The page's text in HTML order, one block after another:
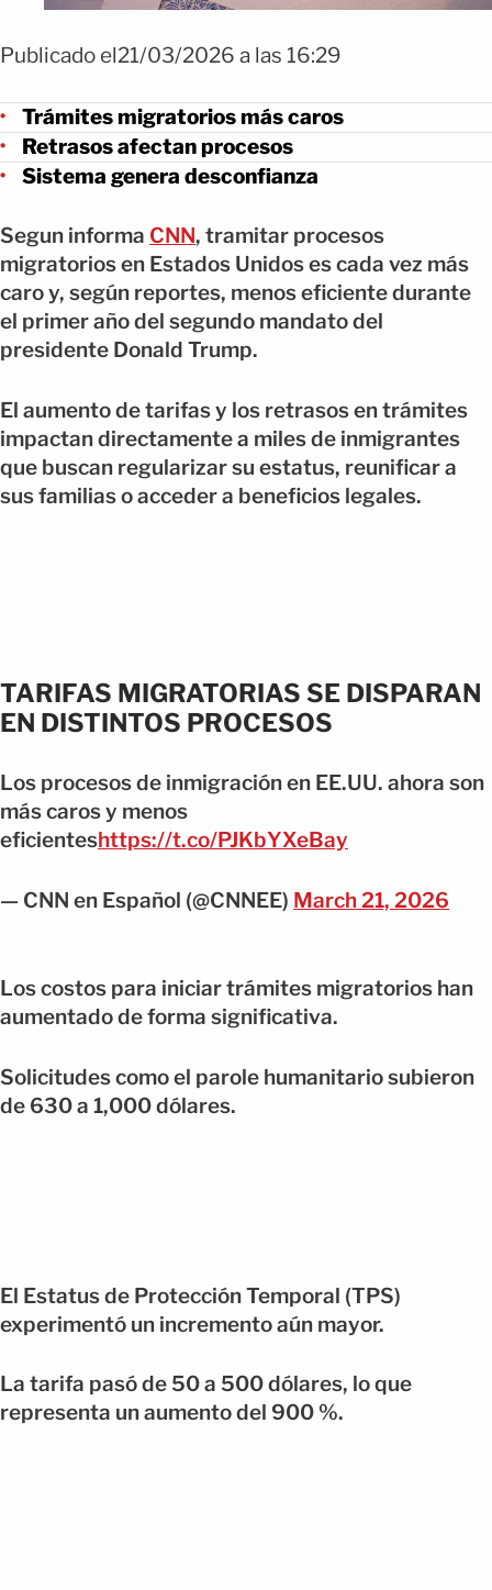
Publicado el21/03/2026 a las 16:29
Trámites migratorios más caros
Retrasos afectan procesos
Sistema genera desconfianza
Segun informa CNN, tramitar procesos
migratorios en Estados Unidos es cada vez más
caro y, según reportes, menos eficiente durante
el primer año del segundo mandato del
presidente Donald Trump.
El aumento de tarifas y los retrasos en trámites
impactan directamente a miles de inmigrantes
que buscan regularizar su estatus, reunificar a
sus familias o acceder a beneficios legales.
TARIFAS MIGRATORIAS SE DISPARAN
EN DISTINTOS PROCESOS
Los procesos de inmigración en EE.UU. ahora son
más caros y menos
eficienteshttps://t.co/PJKbYXeBay
— CNN en Español (@CNNEE) March 21, 2026
Los costos para iniciar trámites migratorios han
aumentado de forma significativa.
Solicitudes como el parole humanitario subieron
de 630 a 1,000 dólares.
El Estatus de Protección Temporal (TPS)
experimentó un incremento aún mayor.
La tarifa pasó de 50 a 500 dólares, lo que
representa un aumento del 900 %.